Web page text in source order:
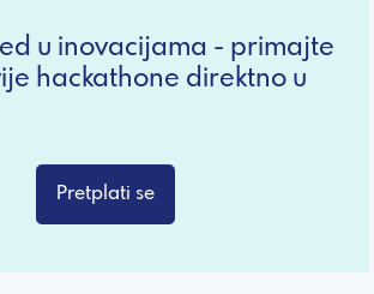
u inovacijama - primajte
hackathone direktno u
Pretplati se